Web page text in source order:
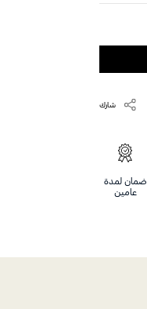
شارك
ضمان لمدة
عامين